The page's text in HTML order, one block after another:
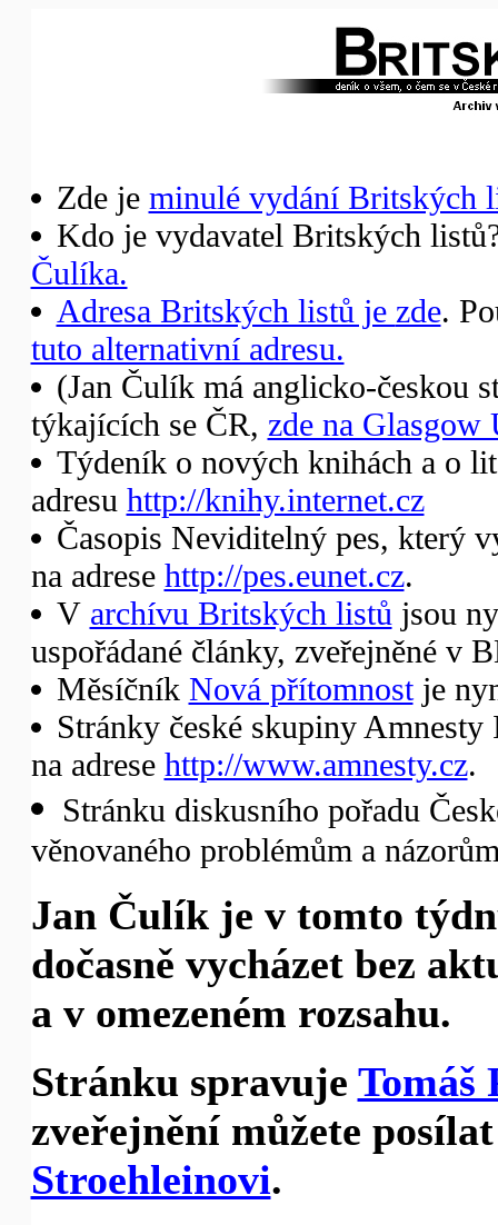
Zde je minulé vydání Britských
Kdo je vydavatel Britských
Čulíka.
Adresa Britských listů je zde.
tuto alternativní adresu.
(Jan Čulík má anglicko-českou
týkajících se ČR, zde na Glasgow
Týdeník o nových knihách a o
adresu http://knihy.internet.cz
Časopis Neviditelný pes, který
na adrese http://pes.eunet.cz.
V archívu Britských listů jsou
uspořádané články, zveřejněné v
Měsíčník Nová přítomnostje
Stránky české skupiny Amnesty
na adrese http://www.amnesty.cz.
Stránku diskusního pořadu
věnovaného problémům a
Jan Čulík je v tomto
dočasně vycházet bez
a v omezeném rozsahu.
Stránku spravuje Tomáš
zveřejnění můžete
Stroehleinovi.